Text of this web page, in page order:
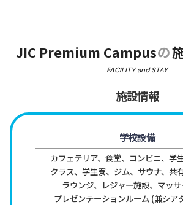
JIC Premium Campusの
FACILITY and STAY
施設情報
学校設備
カフェテリア、食堂、コンビニ、学
クラス、学生寮、ジム、サウナ、共
ラウンジ、レジャー施設、マッサ
プレゼンテーションルーム (兼シア